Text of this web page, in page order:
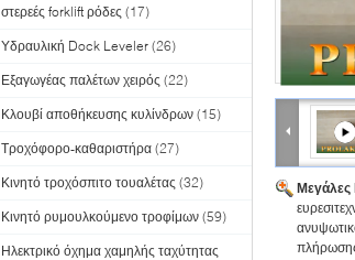
στερεές forklift ρόδες (17)
Υδραυλική Dock Leveler (26)
Εξαγωγέας παλέτων χειρός (22)
Κλουβί αποθήκευσης κυλίνδρων (15)
Τροχόφορο-καθαριστήρα (27)
Κινητό τροχόσπιτο τουαλέτας (32)
Κινητό ρυμουλκούμενο τροφίμων (59)
Ηλεκτρικό όχημα χαμηλής ταχύτητας
Μεγάλες